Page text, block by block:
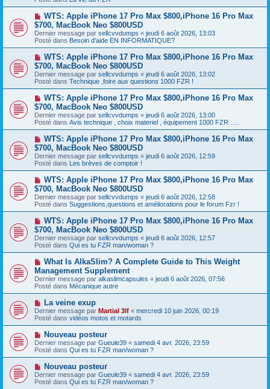
a
g
e
e
a
u
m
e
s
a
g
e
N
o
u
v
e
a
u
m
e
s
a
g
e
WTS: Apple iPhone 17 Pro Max $800,iPhone 16 Pro Max
$700, MacBook Neo $800USD
Dernier message par sellcvvdumps « jeudi 6 août 2026, 13:03
Posté dans Besoin d'aide EN INFORMATIQUE?
N
o
u
v
e
a
u
m
e
s
a
g
e
WTS: Apple iPhone 17 Pro Max $800,iPhone 16 Pro Max
$700, MacBook Neo $800USD
Dernier message par sellcvvdumps « jeudi 6 août 2026, 13:02
Posté dans Technique ,foire aux questions 1000 FZR !
N
o
u
v
e
a
u
m
e
s
a
g
e
WTS: Apple iPhone 17 Pro Max $800,iPhone 16 Pro Max
$700, MacBook Neo $800USD
Dernier message par sellcvvdumps « jeudi 6 août 2026, 13:00
Posté dans Avis technique , choix materiel , équipement 1000 FZR .....
N
o
u
v
e
a
u
m
e
s
a
g
e
WTS: Apple iPhone 17 Pro Max $800,iPhone 16 Pro Max
$700, MacBook Neo $800USD
Dernier message par sellcvvdumps « jeudi 6 août 2026, 12:59
Posté dans Les brèves de comptoir !
N
o
u
v
e
a
u
m
e
s
a
g
e
WTS: Apple iPhone 17 Pro Max $800,iPhone 16 Pro Max
$700, MacBook Neo $800USD
Dernier message par sellcvvdumps « jeudi 6 août 2026, 12:58
Posté dans Suggestions,questions et améliorations pour le forum Fzr !
N
o
u
v
e
a
u
m
e
s
a
g
e
WTS: Apple iPhone 17 Pro Max $800,iPhone 16 Pro Max
$700, MacBook Neo $800USD
Dernier message par sellcvvdumps « jeudi 6 août 2026, 12:57
Posté dans Qui es tu FZR man/woman ?
N
u
v
e
a
m
e
s
s
a
g
e
What Is AlkaSlim? A Complete Guide to This Weight
Management Supplement
Dernier message par alkaslimcapsules « jeudi 6 août 2026, 07:56
Posté dans Mécanique autre
N
o
u
v
e
a
u
m
e
s
a
g
La veine exup
Dernier message par Martial 3lf « mercredi 10 juin 2026, 00:19
Posté dans vidéos motos et motards
N
o
u
v
e
a
u
m
Nouveau posteur
Dernier message par Gueule39 « samedi 4 avr. 2026, 23:59
Posté dans Qui es tu FZR man/woman ?
N
o
u
v
Nouveau posteur
Dernier message par Gueule39 « samedi 4 avr. 2026, 23:59
Posté dans Qui es tu FZR man/woman ?